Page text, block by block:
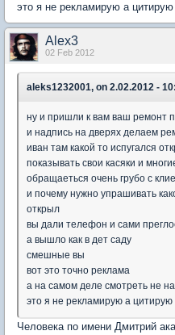
это я не рекламирую а цитирую
Alex3
02 Feb 2012
aleks1232001, on 2.02.2012 -
ну и пришли к вам ваш ремонт
и надпись на дверях делаем
иван там какой то испугался
показывать свои касяки и
обращаеться очень грубо с
и почему нужно упрашивать
открыл
вы дали телефон и сами
а вышло как в дет саду
смешные вы
вот это точно реклама
а на самом деле смотреть не
это я не рекламирую а цитирую
Человека по имени Дмитрий